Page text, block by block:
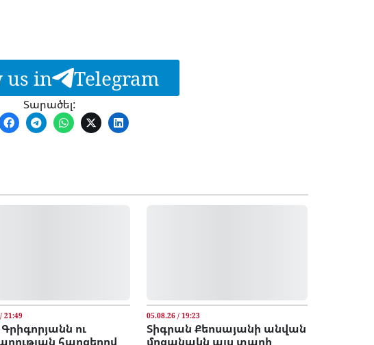
us in Telegram
Տարածել:
21:49
ու
հարցերով
05.08.26 / 19:23
Տիգրան Քեոսայանի անվան
մրցանակն այս տարի